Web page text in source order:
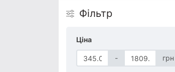
Фільтр
Ціна
- грн